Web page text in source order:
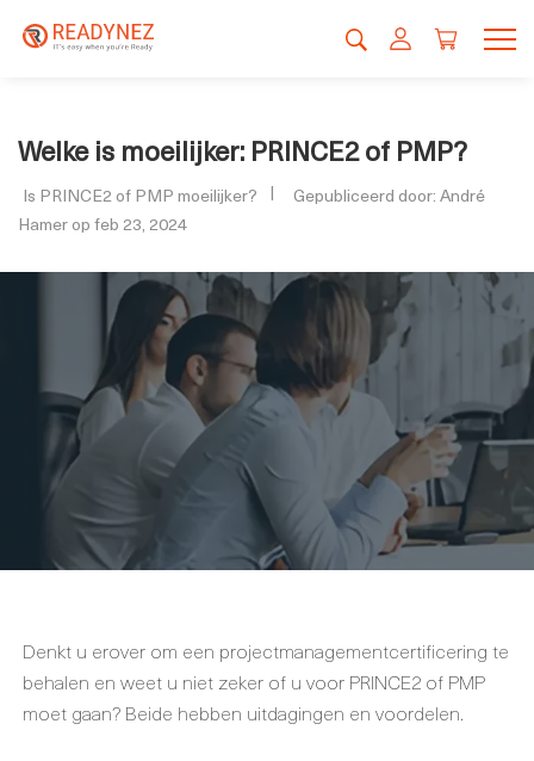
Welke is moeilijker: PRINCE2 of PMP?
Is PRINCE2 of PMP moeilijker?
Gepubliceerd door: André
Hamer op feb 23, 2024
Denkt u erover om een projectmanagementcertificering te
behalen en weet u niet zeker of u voor PRINCE2 of PMP
moet gaan? Beide hebben uitdagingen en voordelen.